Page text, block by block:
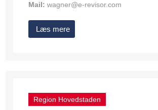
Mail: wagner@e-revisor.com
Læs mere
Region Hovedstaden